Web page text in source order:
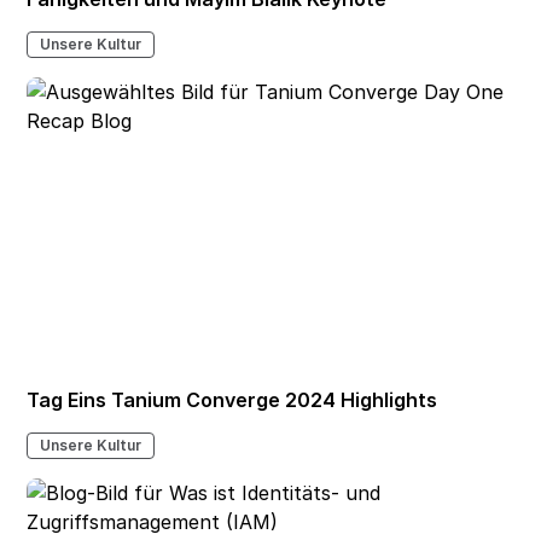
Unsere Kultur
Tag Eins Tanium Converge 2024 Highlights
Unsere Kultur